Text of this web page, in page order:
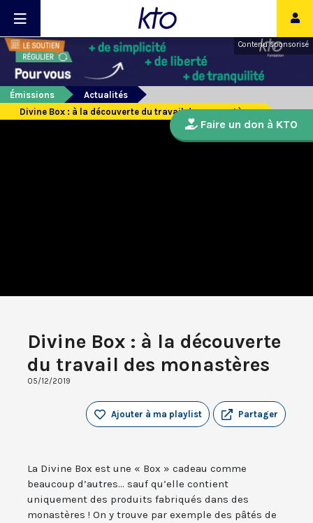
Contenu sponsorisé
Émissions
Actualités
Divine Box : à la découverte du travail des monastères
Divine Box : à la découverte
du travail des monastères
05/12/2019
Partager
Ajouter à ma playlist
La Divine Box est une « Box » cadeau comme
beaucoup d’autres... sauf qu’elle contient
uniquement des produits fabriqués dans des
monastères ! On y trouve par exemple des pâtés de
Faire un don à KTO